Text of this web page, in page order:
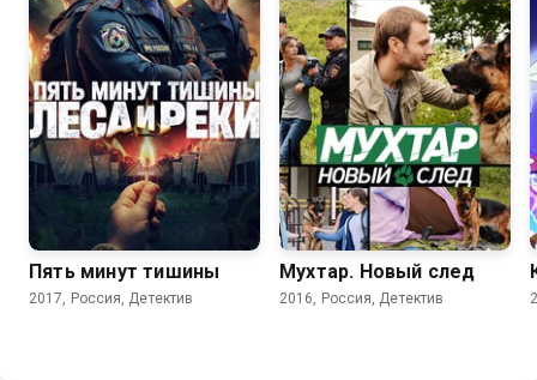
Пять минут тишины
2017, Россия, Детектив
Мухтар. Новый след
2016, Россия, Детектив